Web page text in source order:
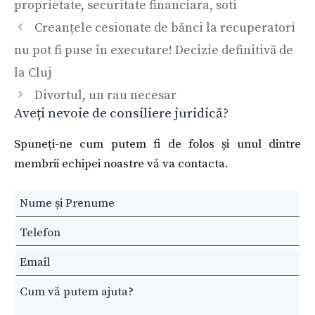
proprietate, securitate financiara, soti
Creanțele cesionate de bănci la recuperatori
nu pot fi puse în executare! Decizie definitivă de
la Cluj
Divortul, un rau necesar
Aveți nevoie de consiliere juridică?
Spuneți-ne cum putem fi de folos și unul dintre
membrii echipei noastre vă va contacta.
Leave
this
field
blank